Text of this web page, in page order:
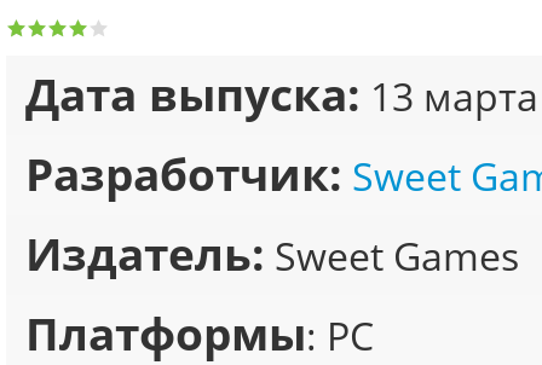
Дата выпуска: 13
Разработчик: Sweet
Издатель: Sweet Games
Платформы: PC